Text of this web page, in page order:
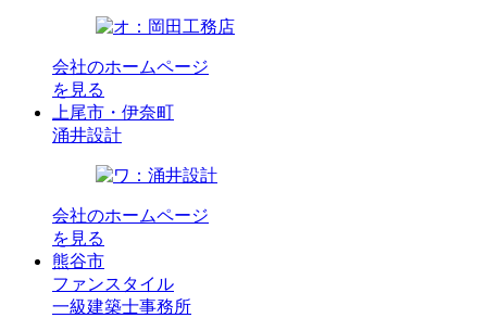
会社のホームページ
を見る
上尾市・伊奈町
涌井設計
会社のホームページ
を見る
熊谷市
ファンスタイル
一級建築士事務所